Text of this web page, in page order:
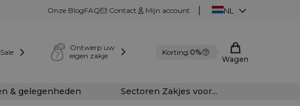
Onze BlogFAQ Contact Mijn account NL
Sale
Ontwerp uw
eigen zakje
Korting:0%
Wagen
& gelegenheden Sectoren Zakjes voor...